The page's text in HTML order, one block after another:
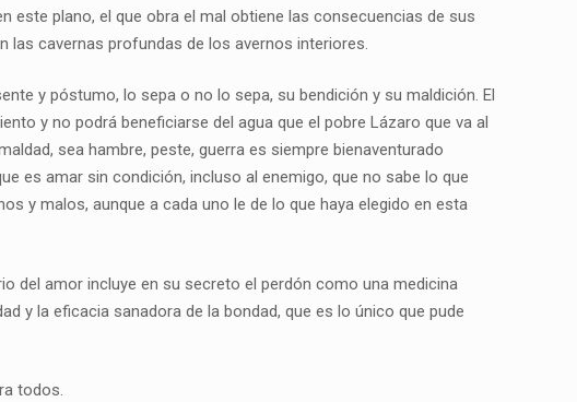
este plano, el que obra el mal obtiene las consecuencias de sus
cavernas profundas de los avernos interiores.
y póstumo, lo sepa o no lo sepa, su bendición y su maldición. El
y no podrá beneficiarse del agua que el pobre Lázaro que va al
sea hambre, peste, guerra es siempre bienaventurado
es amar sin condición, incluso al enemigo, que no sabe lo que
y malos, aunque a cada uno le de lo que haya elegido en esta
del amor incluye en su secreto el perdón como una medicina
y la eficacia sanadora de la bondad, que es lo único que pude
todos.